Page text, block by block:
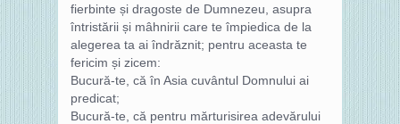
fierbinte și dragoste de Dumnezeu, asupra
întristării și mâhnirii care te împiedica de la
alegerea ta ai îndrăznit; pentru aceasta te
fericim și zicem:
Bucură-te, că în Asia cuvântul Domnului ai
predicat;
Bucură-te, că pentru mărturisirea adevărului